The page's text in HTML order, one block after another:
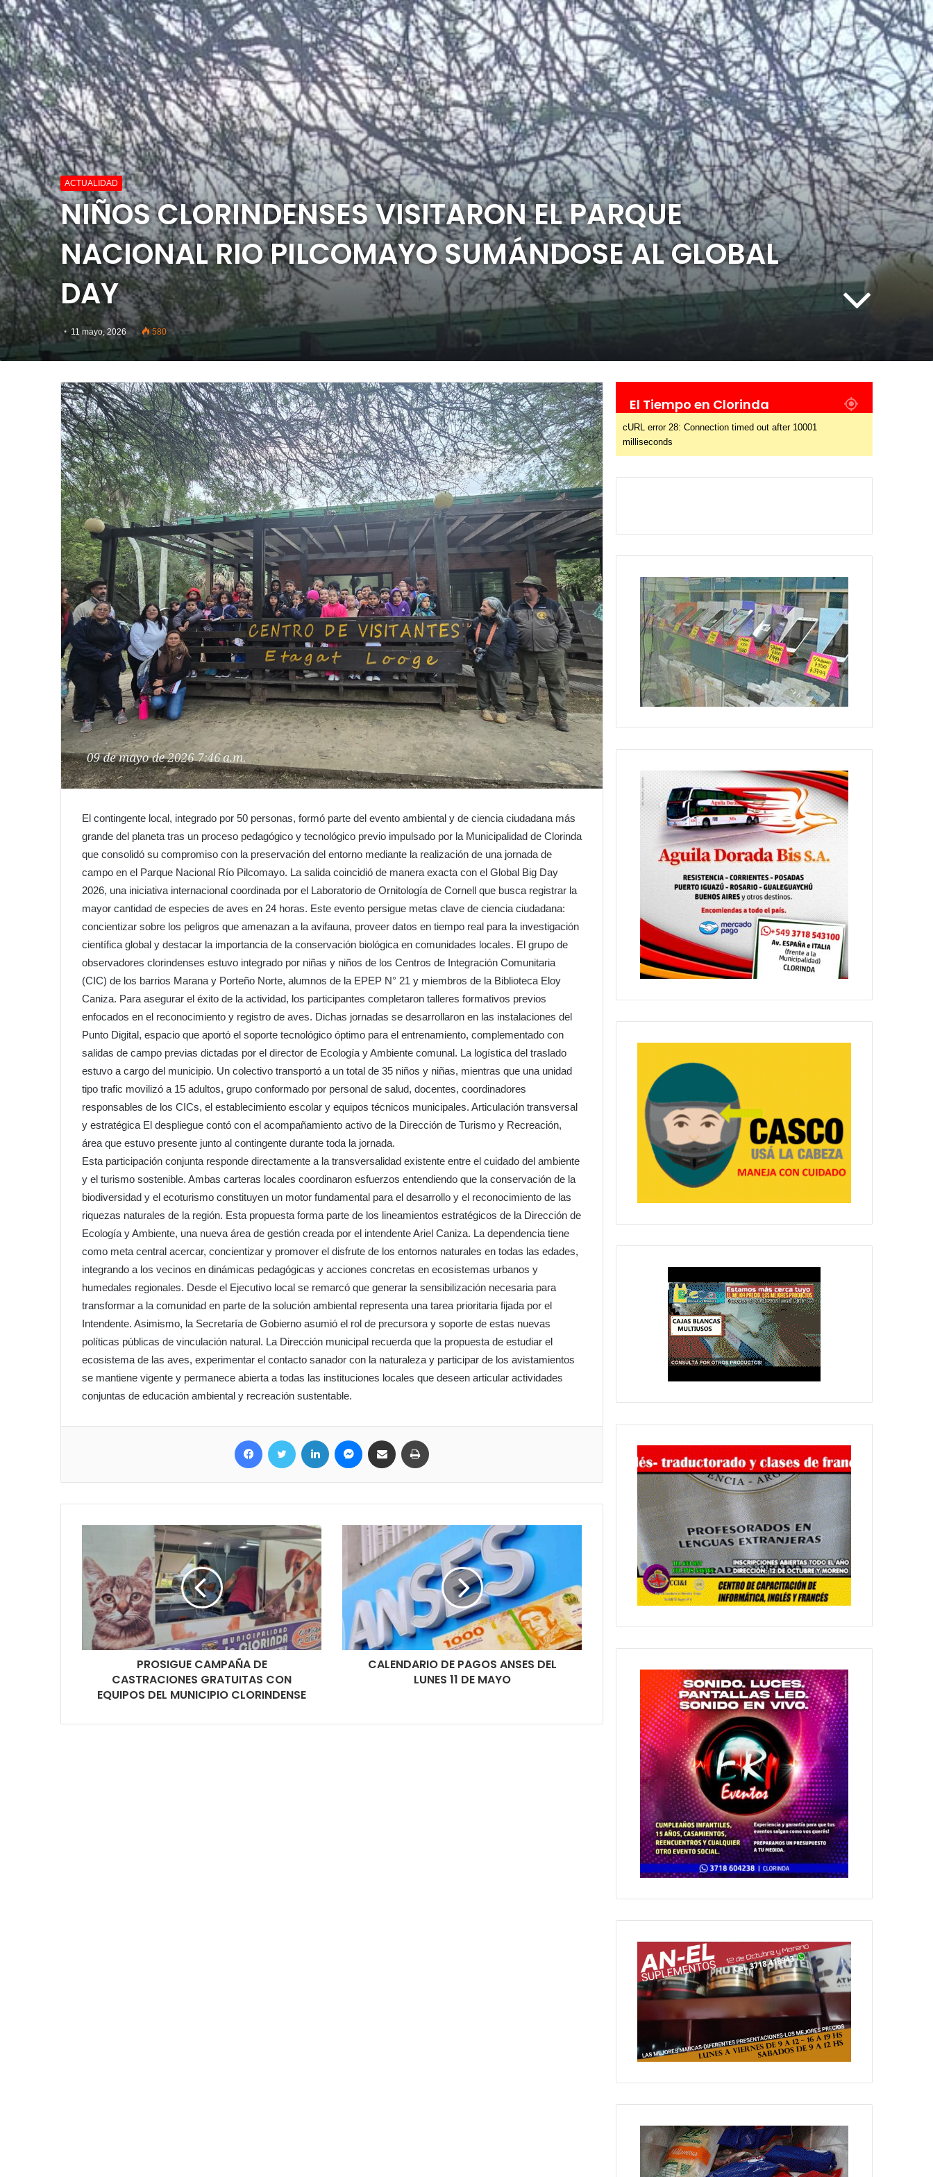
ACTUALIDAD
NIÑOS CLORINDENSES VISITARON EL PARQUE
NACIONAL RIO PILCOMAYO SUMÁNDOSE AL GLOBAL
DAY
11 mayo, 2026 580
El contingente local, integrado por 50 personas, formó parte del evento ambiental y de ciencia ciudadana más
grande del planeta tras un proceso pedagógico y tecnológico previo impulsado por la Municipalidad de Clorinda
que consolidó su compromiso con la preservación del entorno mediante la realización de una jornada de
campo en el Parque Nacional Río Pilcomayo. La salida coincidió de manera exacta con el Global Big Day
2026, una iniciativa internacional coordinada por el Laboratorio de Ornitología de Cornell que busca registrar la
mayor cantidad de especies de aves en 24 horas. Este evento persigue metas clave de ciencia ciudadana:
concientizar sobre los peligros que amenazan a la avifauna, proveer datos en tiempo real para la investigación
científica global y destacar la importancia de la conservación biológica en comunidades locales. El grupo de
observadores clorindenses estuvo integrado por niñas y niños de los Centros de Integración Comunitaria
(CIC) de los barrios Marana y Porteño Norte, alumnos de la EPEP N° 21 y miembros de la Biblioteca Eloy
Caniza. Para asegurar el éxito de la actividad, los participantes completaron talleres formativos previos
enfocados en el reconocimiento y registro de aves. Dichas jornadas se desarrollaron en las instalaciones del
Punto Digital, espacio que aportó el soporte tecnológico óptimo para el entrenamiento, complementado con
salidas de campo previas dictadas por el director de Ecología y Ambiente comunal. La logística del traslado
estuvo a cargo del municipio. Un colectivo transportó a un total de 35 niños y niñas, mientras que una unidad
tipo trafic movilizó a 15 adultos, grupo conformado por personal de salud, docentes, coordinadores
responsables de los CICs, el establecimiento escolar y equipos técnicos municipales. Articulación transversal
y estratégica El despliegue contó con el acompañamiento activo de la Dirección de Turismo y Recreación,
área que estuvo presente junto al contingente durante toda la jornada.
Esta participación conjunta responde directamente a la transversalidad existente entre el cuidado del ambiente
y el turismo sostenible. Ambas carteras locales coordinaron esfuerzos entendiendo que la conservación de la
biodiversidad y el ecoturismo constituyen un motor fundamental para el desarrollo y el reconocimiento de las
riquezas naturales de la región. Esta propuesta forma parte de los lineamientos estratégicos de la Dirección de
Ecología y Ambiente, una nueva área de gestión creada por el intendente Ariel Caniza. La dependencia tiene
como meta central acercar, concientizar y promover el disfrute de los entornos naturales en todas las edades,
integrando a los vecinos en dinámicas pedagógicas y acciones concretas en ecosistemas urbanos y
humedales regionales. Desde el Ejecutivo local se remarcó que generar la sensibilización necesaria para
transformar a la comunidad en parte de la solución ambiental representa una tarea prioritaria fijada por el
Intendente. Asimismo, la Secretaría de Gobierno asumió el rol de precursora y soporte de estas nuevas
políticas públicas de vinculación natural. La Dirección municipal recuerda que la propuesta de estudiar el
ecosistema de las aves, experimentar el contacto sanador con la naturaleza y participar de los avistamientos
se mantiene vigente y permanece abierta a todas las instituciones locales que deseen articular actividades
conjuntas de educación ambiental y recreación sustentable.
PROSIGUE CAMPAÑA DE
CASTRACIONES GRATUITAS CON
EQUIPOS DEL MUNICIPIO CLORINDENSE
CALENDARIO DE PAGOS ANSES DEL
LUNES 11 DE MAYO
El Tiempo en Clorinda
cURL error 28: Connection timed out after 10001
milliseconds